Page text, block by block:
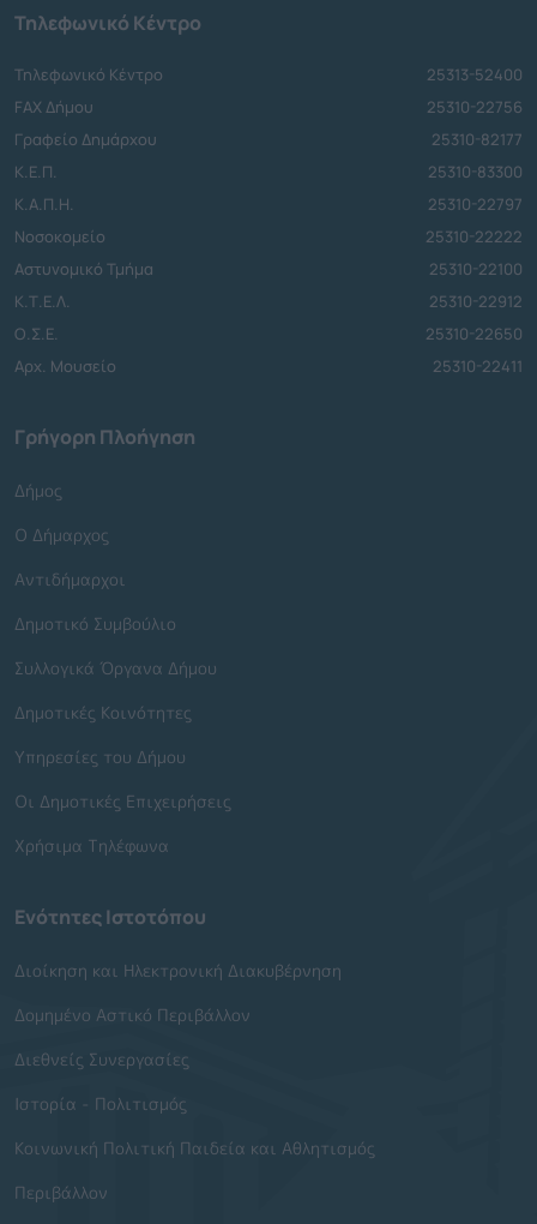
Τηλεφωνικό Κέντρο
Τηλεφωνικό Κέντρο
25313-52400
FAX Δήμου
25310-22756
Γραφείο Δημάρχου
25310-82177
Κ.Ε.Π.
25310-83300
Κ.Α.Π.Η.
25310-22797
Νοσοκομείο
25310-22222
Αστυνομικό Τμήμα
25310-22100
Κ.Τ.Ε.Λ.
25310-22912
Ο.Σ.Ε.
25310-22650
Αρχ. Μουσείο
25310-22411
Γρήγορη Πλοήγηση
Δήμος
Ο Δήμαρχος
Αντιδήμαρχοι
Δημοτικό Συμβούλιο
Συλλογικά Όργανα Δήμου
Δημοτικές Κοινότητες
Υπηρεσίες του Δήμου
Οι Δημοτικές Επιχειρήσεις
Χρήσιμα Τηλέφωνα
Ενότητες Ιστοτόπου
Διοίκηση και Ηλεκτρονική Διακυβέρνηση
Δομημένο Αστικό Περιβάλλον
Διεθνείς Συνεργασίες
Ιστορία - Πολιτισμός
Κοινωνική Πολιτική Παιδεία και Αθλητισμός
Περιβάλλον